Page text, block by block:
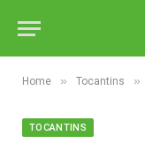
Home » Tocantins »
TOCANTINS